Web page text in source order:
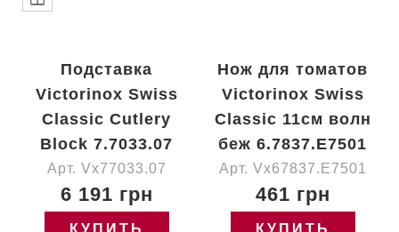
Подставка
Victorinox Swiss
Classic Cutlery
Block 7.7033.07
Арт. Vx77033.07
6 191 грн
КУПИТЬ
Нож для томатов
Victorinox Swiss
Classic 11см волн
беж 6.7837.E7501
Арт. Vx67837.E7501
461 грн
КУПИТЬ